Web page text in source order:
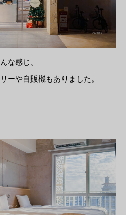
な感じ。
ーや自販機もありました。